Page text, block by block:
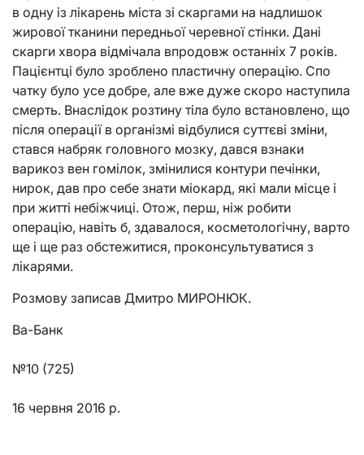
в одну із лікарень міста зі скаргами на надлишок
жирової тканини передньої черевної стінки. Дані
скарги хвора відмічала впродовж останніх 7 років.
Пацієнтці було зроблено пластичну операцію. Спо
чатку було усе добре, але вже дуже скоро наступила
смерть. Внаслідок розтину тіла було встановлено, що
після операції в організмі відбулися суттєві зміни,
стався набряк головного мозку, дався взнаки
варикоз вен гомілок, змінилися контури печінки,
нирок, дав про себе знати міокард, які мали місце і
при житті небіжчиці. Отож, перш, ніж робити
операцію, навіть б, здавалося, косметологічну, варто
ще і ще раз обстежитися, проконсультуватися з
лікарями.
Розмову записав Дмитро МИРОНЮК.
Ва-Банк
№10 (725)
16 червня 2016 р.